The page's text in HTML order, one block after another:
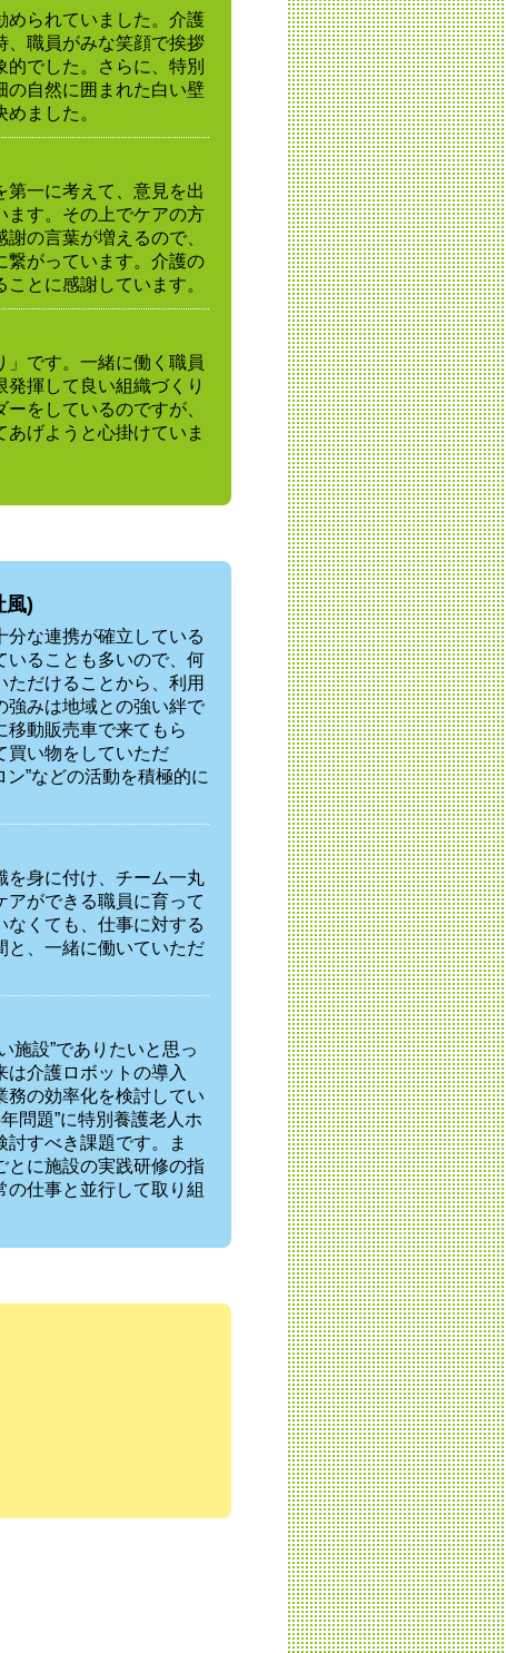
められていました。介護
、職員がみな笑顔で挨拶
でした。さらに、特別
の自然に囲まれた白い壁
ました。
一に考えて、意見を出
ます。その上でケアの方
の言葉が増えるので、
繋がっています。介護の
とに感謝しています。
です。一緒に働く職員
揮して良い組織づくり
をしているのですが、
げようと心掛けていま
風)
分な連携が確立している
いることも多いので、何
だけることから、利用
強みは地域との強い絆で
移動販売車で来てもら
買い物をしていただ
ン”などの活動を積極的に
を身に付け、チーム一丸
アができる職員に育って
なくても、仕事に対する
と、一緒に働いていただ
施設”でありたいと思っ
介護ロボットの導入
務の効率化を検討してい
問題”に特別養護老人ホ
すべき課題です。ま
とに施設の実践研修の指
の仕事と並行して取り組